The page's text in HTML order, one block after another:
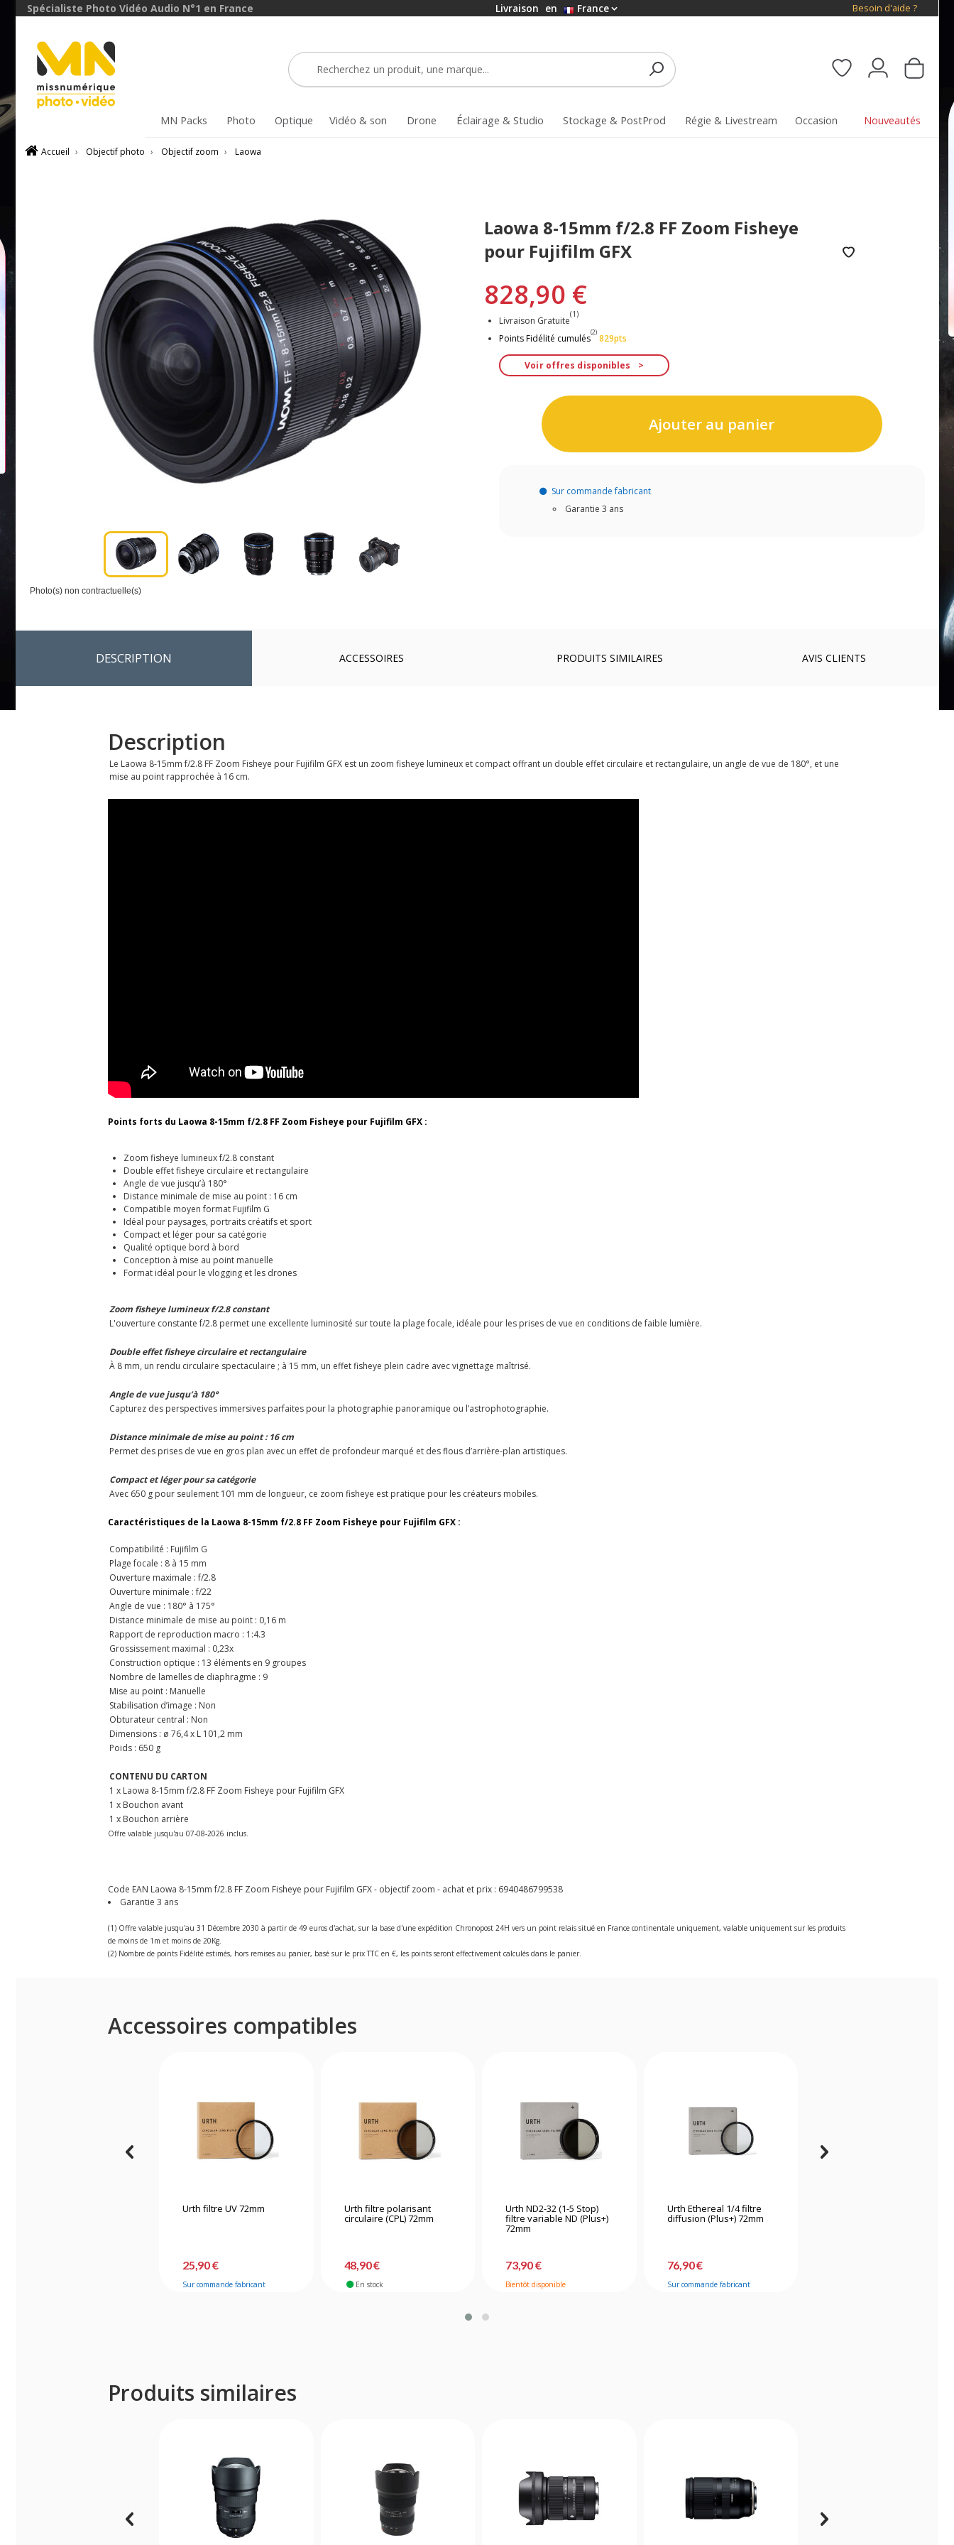
Spécialiste Photo Vidéo Audio N°1 en France Livraison en France Besoin d'aide ?
MN Packs Photo Optique Vidéo & son Drone Éclairage & Studio Stockage & PostProd Régie & Livestream Occasion Nouveautés
Accueil › Objectif photo › Objectif zoom › Laowa
avec le code
Photo(s) non contractuelle(s)
Laowa 8-15mm f/2.8 FF Zoom Fisheye
pour Fujifilm GFX
828,90 €
Livraison Gratuite
(1)
Points Fidélité cumulés
(2)
829pts
Voir offres disponibles
Ajouter au panier
Sur commande fabricant
Garantie 3 ans
DESCRIPTION ACCESSOIRES PRODUITS SIMILAIRES AVIS CLIENTS
Description
Le Laowa 8-15mm f/2.8 FF Zoom Fisheye pour Fujifilm GFX est un zoom fisheye lumineux et compact offrant un double effet circulaire et rectangulaire, un angle de vue de 180°, et une
mise au point rapprochée à 16 cm.
Points forts du Laowa 8-15mm f/2.8 FF Zoom Fisheye pour Fujifilm GFX :
Zoom fisheye lumineux f/2.8 constant
Double effet fisheye circulaire et rectangulaire
Angle de vue jusqu’à 180°
Distance minimale de mise au point : 16 cm
Compatible moyen format Fujifilm G
Idéal pour paysages, portraits créatifs et sport
Compact et léger pour sa catégorie
Qualité optique bord à bord
Conception à mise au point manuelle
Format idéal pour le vlogging et les drones
Zoom fisheye lumineux f/2.8 constant
L'ouverture constante f/2.8 permet une excellente luminosité sur toute la plage focale, idéale pour les prises de vue en conditions de faible lumière.
Double effet fisheye circulaire et rectangulaire
À 8 mm, un rendu circulaire spectaculaire ; à 15 mm, un effet fisheye plein cadre avec vignettage maîtrisé.
Angle de vue jusqu’à 180°
Capturez des perspectives immersives parfaites pour la photographie panoramique ou l’astrophotographie.
Distance minimale de mise au point : 16 cm
Permet des prises de vue en gros plan avec un effet de profondeur marqué et des flous d’arrière-plan artistiques.
Compact et léger pour sa catégorie
Avec 650 g pour seulement 101 mm de longueur, ce zoom fisheye est pratique pour les créateurs mobiles.
Caractéristiques de la Laowa 8-15mm f/2.8 FF Zoom Fisheye pour Fujifilm GFX :
Compatibilité : Fujifilm G
Plage focale : 8 à 15 mm
Ouverture maximale : f/2.8
Ouverture minimale : f/22
Angle de vue : 180° à 175°
Distance minimale de mise au point : 0,16 m
Rapport de reproduction macro : 1:4.3
Grossissement maximal : 0,23x
Construction optique : 13 éléments en 9 groupes
Nombre de lamelles de diaphragme : 9
Mise au point : Manuelle
Stabilisation d’image : Non
Obturateur central : Non
Dimensions : ø 76,4 x L 101,2 mm
Poids : 650 g
CONTENU DU CARTON
1 x Laowa 8-15mm f/2.8 FF Zoom Fisheye pour Fujifilm GFX
1 x Bouchon avant
1 x Bouchon arrière
Offre valable jusqu'au 07-08-2026 inclus.
Code EAN Laowa 8-15mm f/2.8 FF Zoom Fisheye pour Fujifilm GFX - objectif zoom - achat et prix : 6940486799538
Garantie 3 ans
(1) Offre valable jusqu'au 31 Décembre 2030 à partir de 49 euros d'achat, sur la base d'une expédition Chronopost 24H vers un point relais situé en France continentale uniquement, valable uniquement sur les produits
de moins de 1m et moins de 20Kg.
(2) Nombre de points Fidélité estimés, hors remises au panier, basé sur le prix TTC en €, les points seront effectivement calculés dans le panier.
Accessoires compatibles
Urth filtre UV 72mm
25,90 €
Sur commande fabricant
Urth filtre polarisant
circulaire (CPL) 72mm
48,90 €
En stock
Urth ND2-32 (1-5 Stop)
filtre variable ND (Plus+)
72mm
73,90 €
Bientôt disponible
Urth Ethereal 1/4 filtre
diffusion (Plus+) 72mm
76,90 €
Sur commande fabricant
Produits similaires